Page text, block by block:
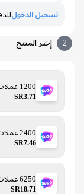
تسجيل الدخول للدفع
إختر المنتج
1200 عملات معدنية
SR3.71
2400 عملات معدنية
SR7.46
6250 عملات معدنية
SR18.71